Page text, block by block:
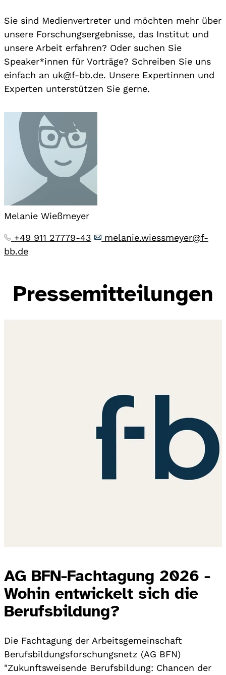
Sie sind Medienvertreter und möchten mehr über
unsere Forschungsergebnisse, das Institut und
unsere Arbeit erfahren? Oder suchen Sie
Speaker*innen für Vorträge? Schreiben Sie uns
einfach an uk@f-bb.de. Unsere Expertinnen und
Experten unterstützen Sie gerne.
Melanie Wießmeyer
+49 911 27779-43
melanie.wiessmeyer@f-
bb.de
Pressemitteilungen
AG BFN-Fachtagung 2026 -
Wohin entwickelt sich die
Berufsbildung?
Die Fachtagung der Arbeitsgemeinschaft
Berufsbildungsforschungsnetz (AG BFN)
"Zukunftsweisende Berufsbildung: Chancen der